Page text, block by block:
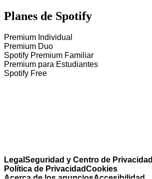
Planes de Spotify
Premium Individual
Premium Duo
Spotify Premium Familiar
Premium para Estudiantes
Spotify Free
Legal Seguridad y Centro de Privacidad
Política de PrivacidadCookies